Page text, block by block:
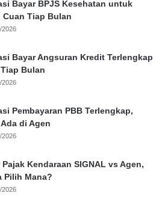
Bayar BPJS Kesehatan untuk
Cuan Tiap Bulan
2026
Bayar Angsuran Kredit Terlengkap
Bulan
2026
Pembayaran PBB Terlengkap,
di Agen
2026
Pajak Kendaraan SIGNAL vs Agen,
Pilih Mana?
2026